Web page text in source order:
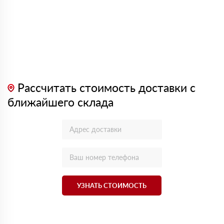
Рассчитать стоимость доставки с
ближайшего склада
УЗНАТЬ СТОИМОСТЬ